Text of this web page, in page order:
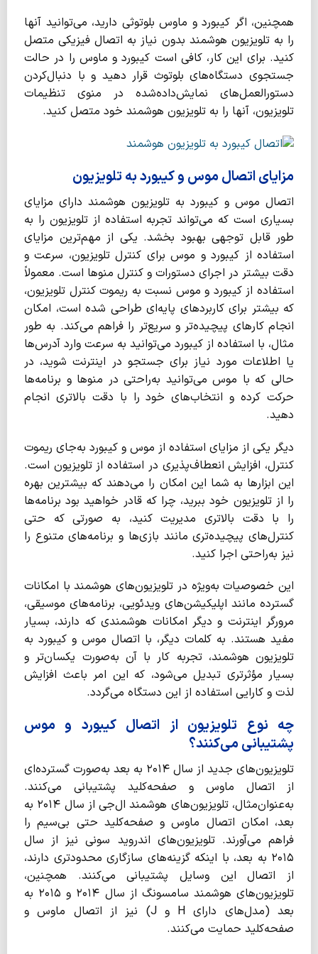
همچنین، اگر کیبورد و ماوس بلوتوثی دارید، می‌توانید آنها
را به تلویزیون هوشمند بدون نیاز به اتصال فیزیکی متصل
کنید. برای این کار، کافی است کیبورد و ماوس را در حالت
جستجوی دستگاه‌های بلوتوث قرار دهید و با دنبال‌کردن
دستورالعمل‌های نمایش‌داده‌شده در منوی تنظیمات
تلویزیون، آنها را به تلویزیون هوشمند خود متصل کنید.
مزایای اتصال موس و کیبورد به تلویزیون
اتصال موس و کیبورد به تلویزیون هوشمند دارای مزایای
بسیاری است که می‌تواند تجربه استفاده از تلویزیون را به
طور قابل توجهی بهبود بخشد. یکی از مهم‌ترین مزایای
استفاده از کیبورد و موس برای کنترل تلویزیون، سرعت و
دقت بیشتر در اجرای دستورات و کنترل منوها است. معمولاً
استفاده از کیبورد و موس نسبت به ریموت کنترل تلویزیون،
که بیشتر برای کاربردهای پایه‌ای طراحی شده است، امکان
انجام کارهای پیچیده‌تر و سریع‌تر را فراهم می‌کند. به طور
مثال، با استفاده از کیبورد می‌توانید به سرعت وارد آدرس‌ها
یا اطلاعات مورد نیاز برای جستجو در اینترنت شوید، در
حالی که با موس می‌توانید به‌راحتی در منوها و برنامه‌ها
حرکت کرده و انتخاب‌های خود را با دقت بالاتری انجام
دهید.
دیگر یکی از مزایای استفاده از موس و کیبورد به‌جای ریموت
کنترل، افزایش انعطاف‌پذیری در استفاده از تلویزیون است.
این ابزارها به شما این امکان را می‌دهند که بیشترین بهره
را از تلویزیون خود ببرید، چرا که قادر خواهید بود برنامه‌ها
را با دقت بالاتری مدیریت کنید، به صورتی که حتی
کنترل‌های پیچیده‌تری مانند بازی‌ها و برنامه‌های متنوع را
نیز به‌راحتی اجرا کنید.
این خصوصیات به‌ویژه در تلویزیون‌های هوشمند با امکانات
گسترده مانند اپلیکیشن‌های ویدئویی، برنامه‌های موسیقی،
مرورگر اینترنت و دیگر امکانات هوشمندی که دارند، بسیار
مفید هستند. به کلمات دیگر، با اتصال موس و کیبورد به
تلویزیون هوشمند، تجربه کار با آن به‌صورت یکسان‌تر و
بسیار مؤثرتری تبدیل می‌شود، که این امر باعث افزایش
لذت و کارایی استفاده از این دستگاه می‌گردد.
چه نوع تلویزیون از اتصال کیبورد و موس
پشتیبانی می‌کنند؟
تلویزیون‌های جدید از سال ۲۰۱۴ به بعد به‌صورت گسترده‌ای
از اتصال ماوس و صفحه‌کلید پشتیبانی می‌کنند.
به‌عنوان‌مثال، تلویزیون‌های هوشمند ال‌جی از سال ۲۰۱۴ به
بعد، امکان اتصال ماوس و صفحه‌کلید حتی بی‌سیم را
فراهم می‌آورند. تلویزیون‌های اندروید سونی نیز از سال
۲۰۱۵ به بعد، با اینکه گزینه‌های سازگاری محدودتری دارند،
از اتصال این وسایل پشتیبانی می‌کنند. همچنین،
تلویزیون‌های هوشمند سامسونگ از سال ۲۰۱۴ و ۲۰۱۵ به
بعد (مدل‌های دارای H و J) نیز از اتصال ماوس و
صفحه‌کلید حمایت می‌کنند.